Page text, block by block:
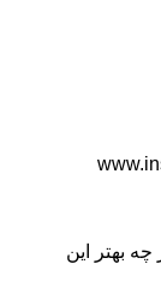
چه بهتر این